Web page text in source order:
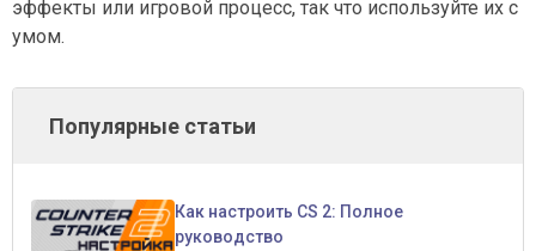
эффекты или игровой процесс, так что используйте их с
умом.
Популярные статьи
Как настроить CS 2: Полное
руководство